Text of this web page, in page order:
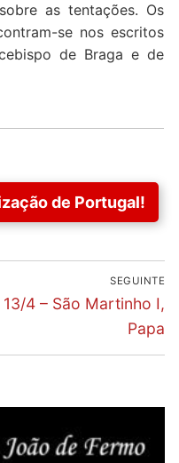
as tentações. Os
se nos escritos
de Braga e de
de Portugal!
SEGUINTE
Next
13/4 – São Martinho I,
Papa